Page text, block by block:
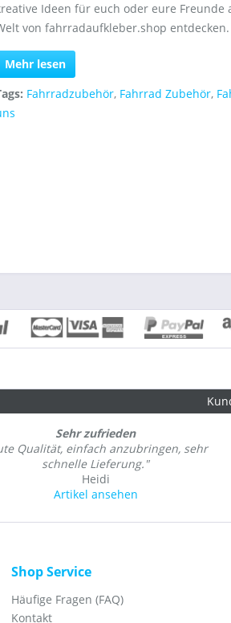
Ideen für euch oder eure Freunde
von fahrradaufkleber.shop entdecken.
Mehr lesen
Fahrradzubehör, Fahrrad Zubehör,
Sehr zufrieden
Qualität, einfach anzubringen, sehr
schnelle Lieferung."
Heidi
Artikel ansehen
Shop Service
Häufige Fragen (FAQ)
Kontakt